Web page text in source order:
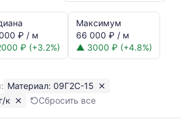
₽ / м
₽ (+3.2%)
Максимум
66 000 ₽ / м
▲ 3000 ₽ (+4.8%)
Материал: 09Г2С-15
к
Сбросить все